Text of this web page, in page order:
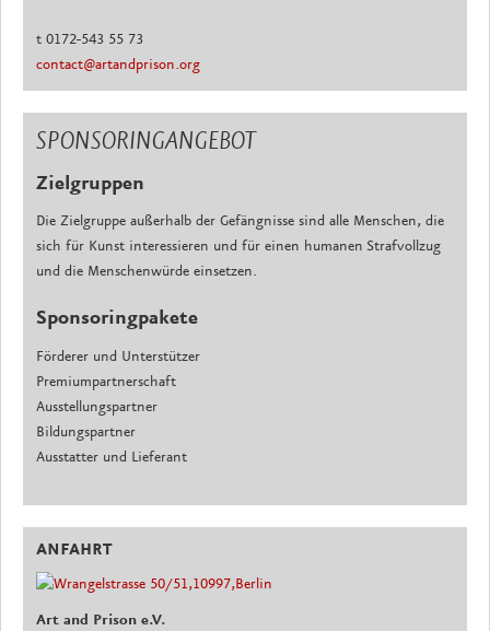
t 0172-543 55 73
contact@artandprison.org
SPONSORINGANGEBOT
Zielgruppen
Die Zielgruppe außerhalb der Gefängnisse sind alle Menschen, die
sich für Kunst interessieren und für einen humanen Strafvollzug
und die Menschenwürde einsetzen.
Sponsoringpakete
Förderer und Unterstützer
Premiumpartnerschaft
Ausstellungspartner
Bildungspartner
Ausstatter und Lieferant
ANFAHRT
Art and Prison e.V.